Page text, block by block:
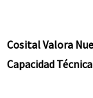
Cosital Valora
Capacidad